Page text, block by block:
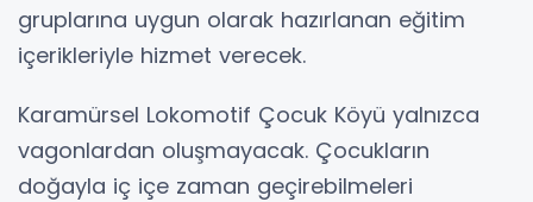
gruplarına uygun olarak hazırlanan eğitim
içerikleriyle hizmet verecek.
Karamürsel Lokomotif Çocuk Köyü yalnızca
vagonlardan oluşmayacak. Çocukların
doğayla iç içe zaman geçirebilmeleri